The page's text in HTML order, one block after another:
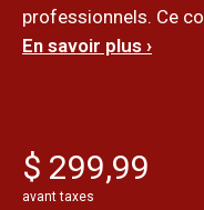
professionnels. Ce
En savoir plus ›
$ 299,99
avant taxes